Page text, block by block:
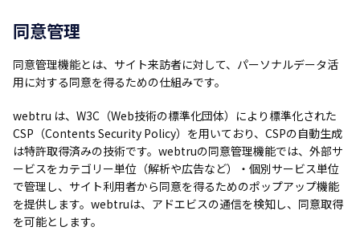
同意管理
同意管理機能とは、サイト来訪者に対して、パーソナルデータ活
用に対する同意を得るための仕組みです。
webtru は、W3C（Web技術の標準化団体）により標準化された
CSP（Contents Security Policy）を用いており、CSPの自動生成
は特許取得済みの技術です。webtruの同意管理機能では、外部サ
ービスをカテゴリー単位（解析や広告など）・個別サービス単位
で管理し、サイト利用者から同意を得るためのポップアップ機能
を提供します。webtruは、アドエビスの通信を検知し、同意取得
を可能とします。